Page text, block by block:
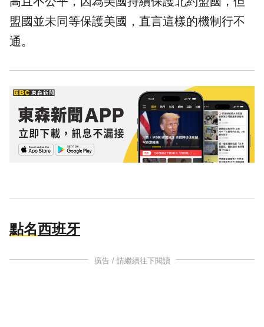
盟國並未同等保護美國，直言這樣的機制行不
通。
點名西班牙
廣告 / 請繼續往下閱讀